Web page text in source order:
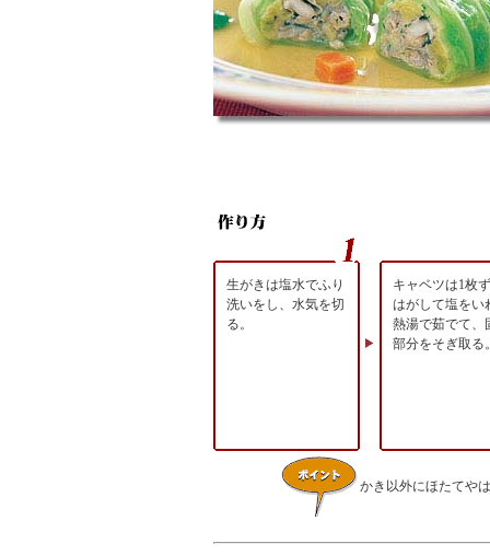
生がきは塩水でふり
洗いをし、水気を切
る。
キャベツは1枚
はがして塩をい
熱湯で茹でて、
部分をそぎ取る
かき以外にほたてや